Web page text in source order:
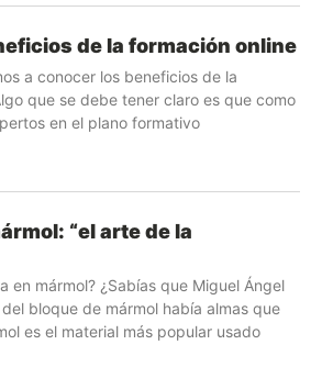
de la formación online
a conocer los beneficios de la
que se debe tener claro es que como
en el plano formativo
“el arte de la
en mármol? ¿Sabías que Miguel Ángel
bloque de mármol había almas que
es el material más popular usado